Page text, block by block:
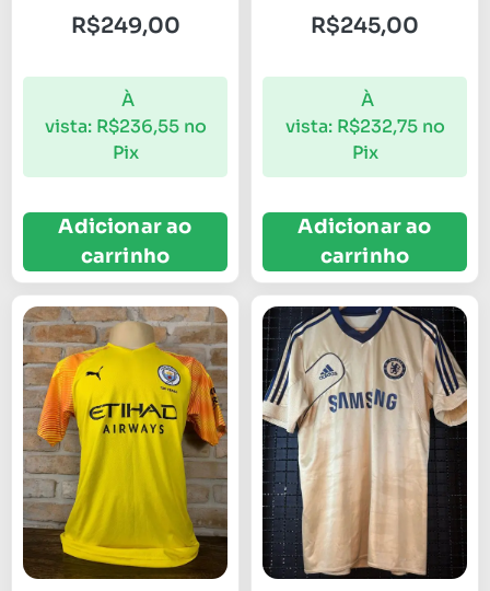
R$249,00
À
vista: R$236,55 no
Pix
Adicionar ao
carrinho
R$245,00
À
vista: R$232,75 no
Pix
Adicionar ao
carrinho